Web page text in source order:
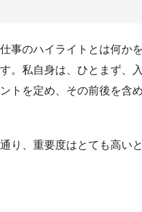
事のハイライトとは何か
。私自身は、ひとまず、
トを定め、その前後を含
り、重要度はとても高い